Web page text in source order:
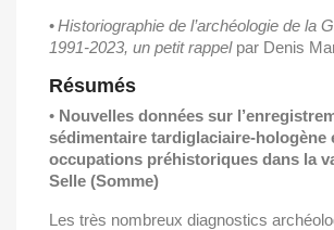
•Historiographie de l’archéologie de la
1991-2023, un petit rappel par Denis
Résumés
• Nouvelles données sur
sédimentaire tardiglaciaire-hologène
occupations préhistoriques dans la
Selle (Somme)
Les très nombreux diagnostics